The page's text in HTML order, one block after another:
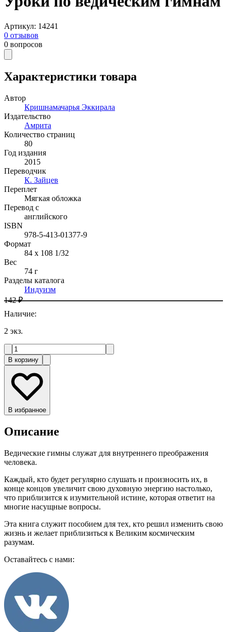
Артикул: 14241
0 отзывов
0 вопросов
Характеристики товара
Автор
Кришнамачарья Эккирала
Издательство
Амрита
Количество страниц
80
Год издания
2015
Переводчик
К. Зайцев
Переплет
Мягкая обложка
Перевод с
английского
ISBN
978-5-413-01377-9
Формат
84 x 108 1/32
Вес
74 г
Разделы каталога
Индуизм
142 ₽
Наличие:
2 экз.
В корзину
В избранное
Описание
Ведические гимны служат для внутреннего преображения
человека.
Каждый, кто будет регулярно слушать и произносить их, в
конце концов увеличит свою духовную энергию настолько,
что приблизится к изумительной истине, которая ответит на
многие насущные вопросы.
Эта книга служит пособием для тех, кто решил изменить свою
жизнь и желает приблизиться к Великим космическим
разумам.
Оставайтесь с нами: